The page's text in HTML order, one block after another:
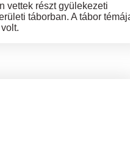
vettek részt gyülekezeti
táborban. A tábor